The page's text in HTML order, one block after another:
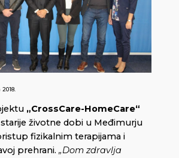
„CrossCare-HomeCare“
životne dobi u Međimurju
fizikalnim terapijama i
prehrani. „Dom zdravlja